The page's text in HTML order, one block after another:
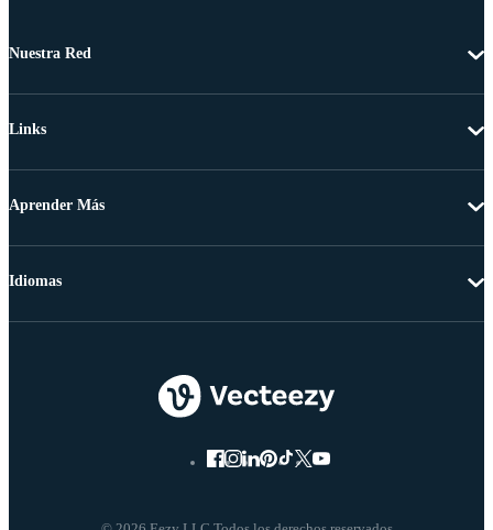
Nuestra Red
Links
Aprender Más
Idiomas